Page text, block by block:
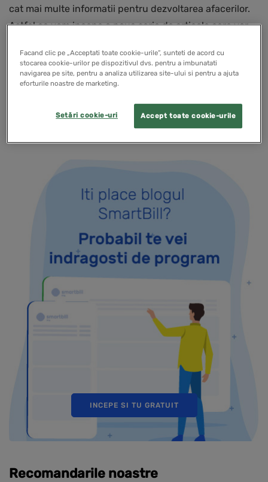
cat mai multe informatii pentru dezvoltarea afacerilor.
Astfel ca vom incepe o noua serie de articole care vor
apar ele in cartea ?Antreprenoriat, Drumul de la Idei,
Oportunitati si Succes in Afaceri”.
READ MORE
INCEPE SI TU GRATUIT
Recomandarile noastre
Facand clic pe „Acceptati toate cookie-urile”, sunteti de acord cu
stocarea cookie-urilor pe dispozitivul dvs. pentru a imbunatati
navigarea pe site, pentru a analiza utilizarea site-ului si pentru a ajuta
eforturile noastre de marketing.
Accept toate cookie-urile
Setări cookie-uri